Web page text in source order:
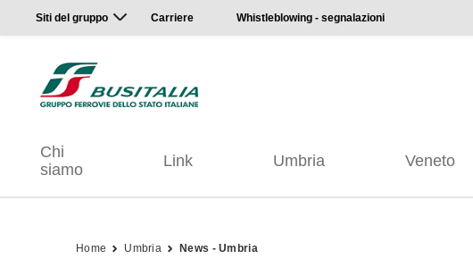
Siti del gruppo Carriere Whistleblowing - segnalazioni
Chi
siamo
Link Umbria Veneto
Home Umbria News - Umbria